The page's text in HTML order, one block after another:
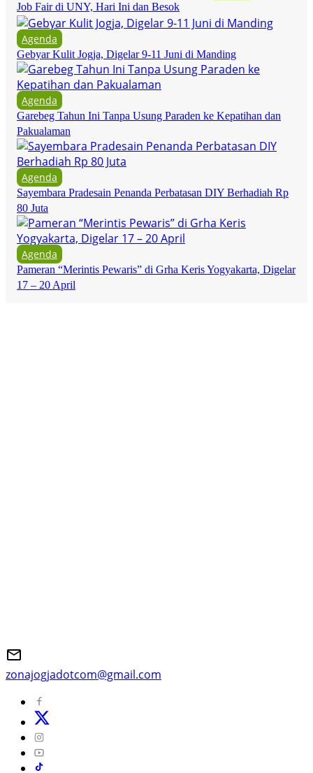
Job Fair di UNY, Hari Ini dan Besok
Agenda
Gebyar Kulit Jogja, Digelar 9-11 Juni di Manding
Agenda
Garebeg Tahun Ini Tanpa Usung Paraden ke Kepatihan dan
Pakualaman
Agenda
Sayembara Pradesain Penanda Perbatasan DIY Berhadiah Rp
80 Juta
Agenda
Pameran “Merintis Pewaris” di Grha Keris Yogyakarta, Digelar
17 – 20 April
zonajogjadotcom@gmail.com